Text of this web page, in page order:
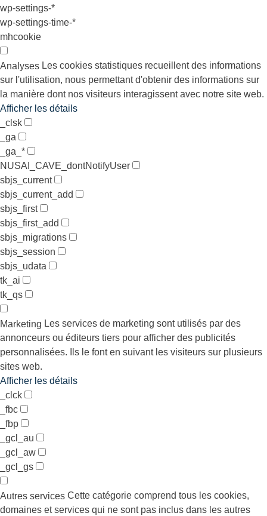
wp-settings-*
wp-settings-time-*
mhcookie
Analyses Les cookies statistiques recueillent des informations
sur l'utilisation, nous permettant d'obtenir des informations sur
la manière dont nos visiteurs interagissent avec notre site web.
Afficher les détails
_clsk
_ga
_ga_*
NUSAI_CAVE_dontNotifyUser
sbjs_current
sbjs_current_add
sbjs_first
sbjs_first_add
sbjs_migrations
sbjs_session
sbjs_udata
tk_ai
tk_qs
Marketing Les services de marketing sont utilisés par des
annonceurs ou éditeurs tiers pour afficher des publicités
personnalisées. Ils le font en suivant les visiteurs sur plusieurs
sites web.
Afficher les détails
_clck
_fbc
_fbp
_gcl_au
_gcl_aw
_gcl_gs
Autres services Cette catégorie comprend tous les cookies,
domaines et services qui ne sont pas inclus dans les autres